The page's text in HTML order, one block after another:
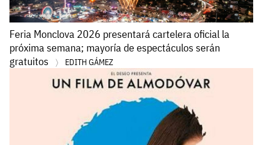
Feria Monclova 2026 presentará cartelera oficial la
próxima semana; mayoría de espectáculos serán
gratuitos
EDITH GÁMEZ